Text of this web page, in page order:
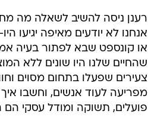
רענן ניסה להשיב לשאלה מה
אנחנו לא יודעים מאיפה יגיעו
או קונספט שבא לפתור בעיה
שהחיים שלנו היו שונים ללא
צעירים שפעלו בתחום מסוים
מפריעה לעוד אנשים, וחשבו
פועלים, תשוקה ומודל עסקי